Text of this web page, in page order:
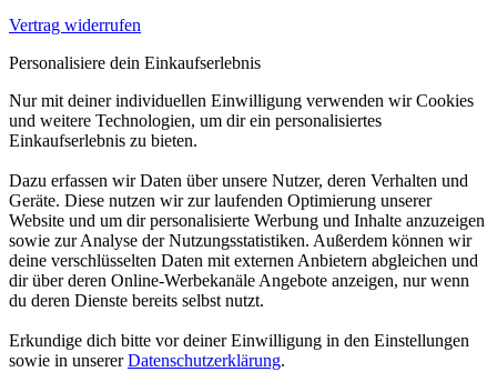
Vertrag widerrufen
Personalisiere dein Einkaufserlebnis
Nur mit deiner individuellen Einwilligung verwenden wir Cookies
und weitere Technologien, um dir ein personalisiertes
Einkaufserlebnis zu bieten.
Dazu erfassen wir Daten über unsere Nutzer, deren Verhalten und
Geräte. Diese nutzen wir zur laufenden Optimierung unserer
Website und um dir personalisierte Werbung und Inhalte anzuzeigen
sowie zur Analyse der Nutzungsstatistiken. Außerdem können wir
deine verschlüsselten Daten mit externen Anbietern abgleichen und
dir über deren Online-Werbekanäle Angebote anzeigen, nur wenn
du deren Dienste bereits selbst nutzt.
Erkundige dich bitte vor deiner Einwilligung in den Einstellungen
sowie in unsererDatenschutzerklärung.